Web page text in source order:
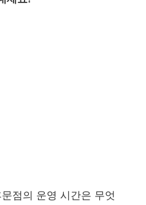
점의 운영 시간은 무엇